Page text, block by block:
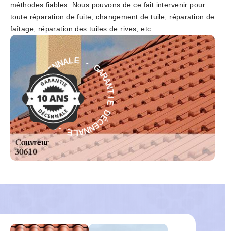
méthodes fiables. Nous pouvons de ce fait intervenir pour
toute réparation de fuite, changement de tuile, réparation de
faîtage, réparation des tuiles de rives, etc.
G
A
R
A
N
T
I
E
D
É
C
E
N
N
A
LE - GARAN
T
I
E
D
É
C
E
N
N
A
L
E
-